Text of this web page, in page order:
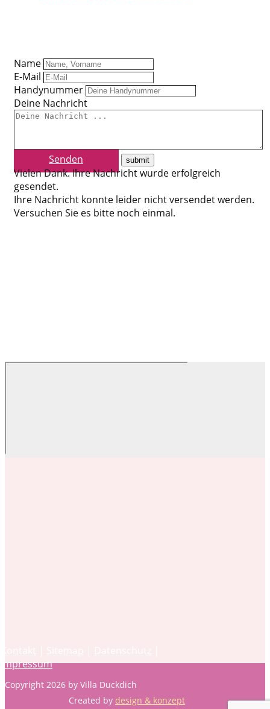
Name
E-Mail
Handynummer
Deine Nachricht
Senden
Vielen Dank. Ihre Nachricht wurde erfolgreich
gesendet.
Ihre Nachricht konnte leider nicht versendet werden.
Versuchen Sie es bitte noch einmal.
Impressum
Copyright 2026 by Villa Duckdich
Created by design & konzept